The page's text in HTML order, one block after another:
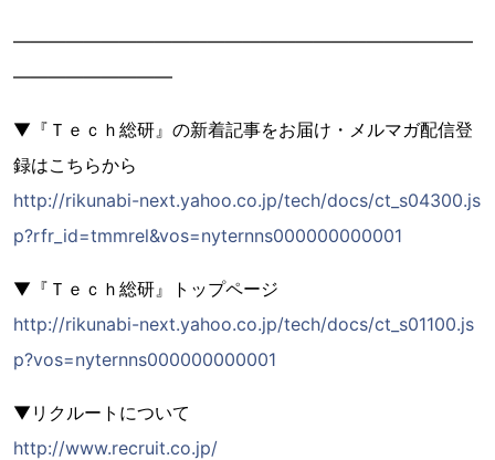
――――――――――――――――――――――――――
―――――――――
▼『Ｔｅｃｈ総研』の新着記事をお届け・メルマガ配信登
録はこちらから
http://rikunabi-next.yahoo.co.jp/tech/docs/ct_s04300.js
p?rfr_id=tmmrel&vos=nyternns000000000001
▼『Ｔｅｃｈ総研』トップページ
http://rikunabi-next.yahoo.co.jp/tech/docs/ct_s01100.js
p?vos=nyternns000000000001
▼リクルートについて
http://www.recruit.co.jp/